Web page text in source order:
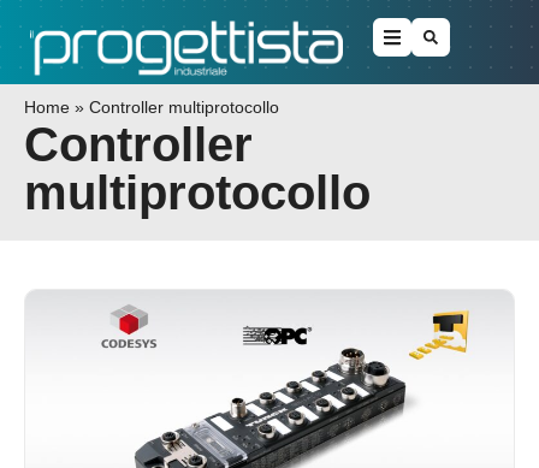
Home » Controller multiprotocollo
Controller
multiprotocollo